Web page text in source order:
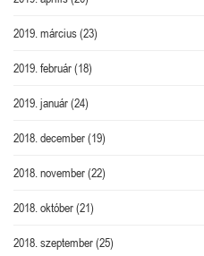
2019. március(23)
2019. február(18)
2019. január(24)
2018. december(19)
2018. november(22)
2018. október(21)
2018. szeptember(25)